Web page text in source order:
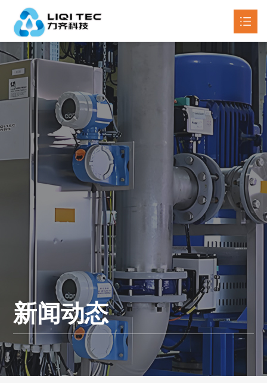
首页
关于我们
产品中心 
新闻动态 
工程案例
联系我们
新闻动态